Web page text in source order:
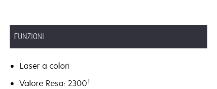
FUNZIONI
Laser a colori
Valore Resa: 2300†